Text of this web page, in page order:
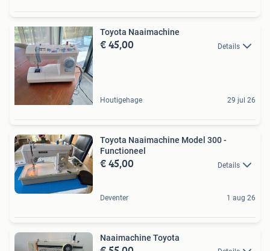
Toyota Naaimachine
€ 45,00 Details
Houtigehage 29 jul 26
Toyota Naaimachine Model 300 -
Functioneel
€ 45,00 Details
Deventer 1 aug 26
Naaimachine Toyota